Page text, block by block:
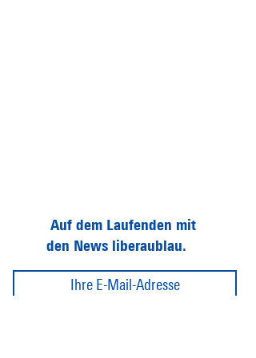
Auf dem Laufenden mit
den News liberaublau.